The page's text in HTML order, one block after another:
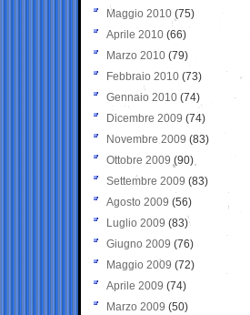
Maggio 2010 (75)
Aprile 2010 (66)
Marzo 2010 (79)
Febbraio 2010 (73)
Gennaio 2010 (74)
Dicembre 2009 (74)
Novembre 2009 (83)
Ottobre 2009 (90)
Settembre 2009 (83)
Agosto 2009 (56)
Luglio 2009 (83)
Giugno 2009 (76)
Maggio 2009 (72)
Aprile 2009 (74)
Marzo 2009 (50)